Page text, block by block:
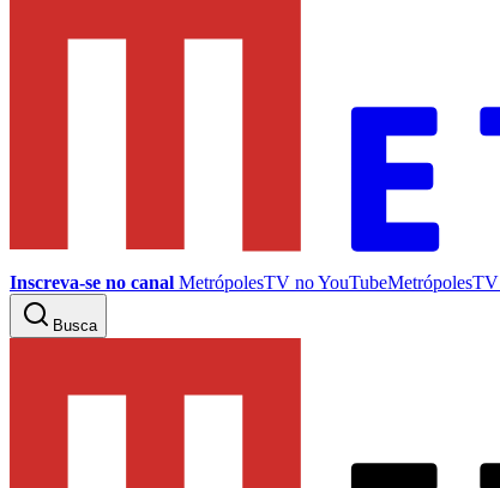
Inscreva-se no canal MetrópolesTV noYouTubeMetrópolesTV
Busca